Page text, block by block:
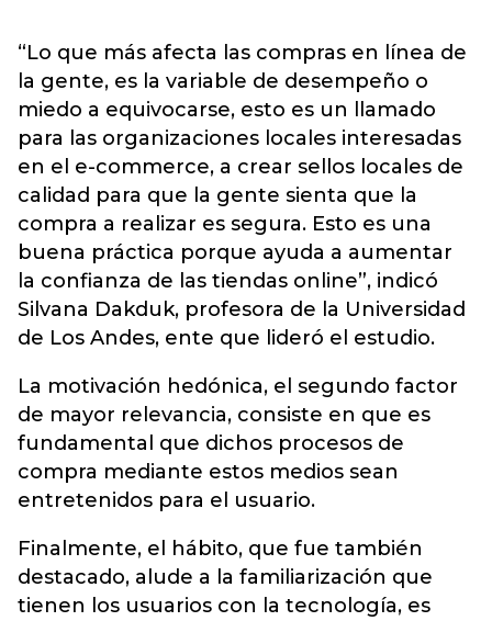
“Lo que más afecta las compras en línea de
la gente, es la variable de desempeño o
miedo a equivocarse, esto es un llamado
para las organizaciones locales interesadas
en el e-commerce, a crear sellos locales de
calidad para que la gente sienta que la
compra a realizar es segura. Esto es una
buena práctica porque ayuda a aumentar
la confianza de las tiendas online”, indicó
Silvana Dakduk, profesora de la Universidad
de Los Andes, ente que lideró el estudio.
La motivación hedónica, el segundo factor
de mayor relevancia, consiste en que es
fundamental que dichos procesos de
compra mediante estos medios sean
entretenidos para el usuario.
Finalmente, el hábito, que fue también
destacado, alude a la familiarización que
tienen los usuarios con la tecnología, es